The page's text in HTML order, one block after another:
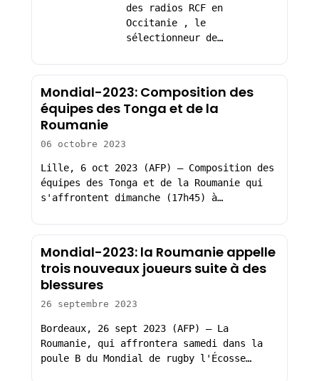
des radios RCF en
Occitanie , le
sélectionneur de…
Mondial-2023: Composition des
équipes des Tonga et de la
Roumanie
06 octobre 2023
Lille, 6 oct 2023 (AFP) – Composition des
équipes des Tonga et de la Roumanie qui
s'affrontent dimanche (17h45) à…
Mondial-2023: la Roumanie appelle
trois nouveaux joueurs suite à des
blessures
26 septembre 2023
Bordeaux, 26 sept 2023 (AFP) – La
Roumanie, qui affrontera samedi dans la
poule B du Mondial de rugby l'Écosse…